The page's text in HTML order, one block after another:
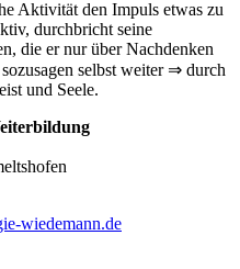
Aktivität den Impuls etwas zu
durchbricht seine
die er nur über Nachdenken
selbst weiter ⇒ durch
und Seele.
wiedemann.de